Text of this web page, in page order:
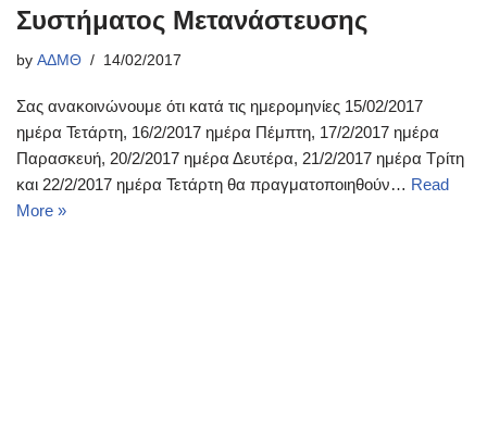
Συστήματος Μετανάστευσης
by ΑΔΜΘ 14/02/2017
Σας ανακοινώνουμε ότι κατά τις ημερομηνίες 15/02/2017
ημέρα Τετάρτη, 16/2/2017 ημέρα Πέμπτη, 17/2/2017 ημέρα
Παρασκευή, 20/2/2017 ημέρα Δευτέρα, 21/2/2017 ημέρα Τρίτη
και 22/2/2017 ημέρα Τετάρτη θα πραγματοποιηθούν… Read
More »